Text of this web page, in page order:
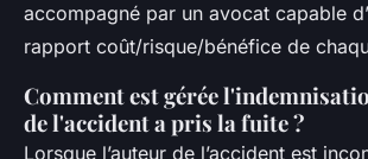
accompagné par un avocat capable
rapport coût/risque/bénéfice de
Comment est gérée
de l'accident a pris la fuite ?
Lorsque l’auteur de l’accident est